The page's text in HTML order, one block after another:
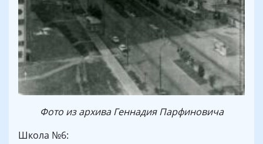
Фото из архива Геннадия Парфиновича
Школа №6: